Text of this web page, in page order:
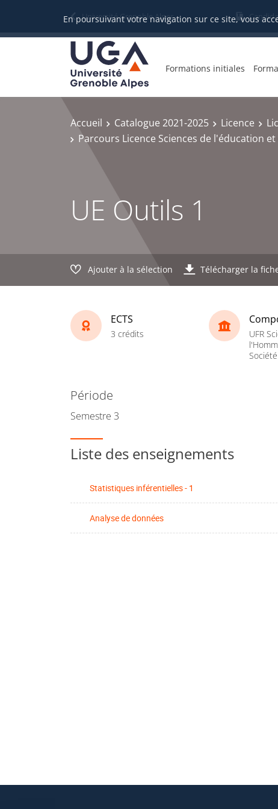
En poursuivant votre navigation sur ce site, vous
Université Grenoble Alpes
Formations initiales
Accueil Catalogue 2021-2025 Licence
Parcours Licence Sciences de l'éducation
UE Outils 1
Ajouter à la sélection Télécharger la
ECTS
3 crédits
UFR
Période
Semestre 3
Liste des enseignements
Statistiques inférentielles - 1
Analyse de données